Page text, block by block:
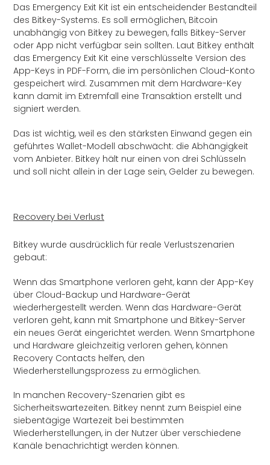
Das Emergency Exit Kit ist ein entscheidender Bestandteil
des Bitkey-Systems. Es soll ermöglichen, Bitcoin
unabhängig von Bitkey zu bewegen, falls Bitkey-Server
oder App nicht verfügbar sein sollten. Laut Bitkey enthält
das Emergency Exit Kit eine verschlüsselte Version des
App-Keys in PDF-Form, die im persönlichen Cloud-Konto
gespeichert wird. Zusammen mit dem Hardware-Key
kann damit im Extremfall eine Transaktion erstellt und
signiert werden.
Das ist wichtig, weil es den stärksten Einwand gegen ein
geführtes Wallet-Modell abschwächt: die Abhängigkeit
vom Anbieter. Bitkey hält nur einen von drei Schlüsseln
und soll nicht allein in der Lage sein, Gelder zu bewegen.
Recovery bei Verlust
Bitkey wurde ausdrücklich für reale Verlustszenarien
gebaut:
Wenn das Smartphone verloren geht, kann der App-Key
über Cloud-Backup und Hardware-Gerät
wiederhergestellt werden. Wenn das Hardware-Gerät
verloren geht, kann mit Smartphone und Bitkey-Server
ein neues Gerät eingerichtet werden. Wenn Smartphone
und Hardware gleichzeitig verloren gehen, können
Recovery Contacts helfen, den
Wiederherstellungsprozess zu ermöglichen.
In manchen Recovery-Szenarien gibt es
Sicherheitswartezeiten. Bitkey nennt zum Beispiel eine
siebentägige Wartezeit bei bestimmten
Wiederherstellungen, in der Nutzer über verschiedene
Kanäle benachrichtigt werden können.